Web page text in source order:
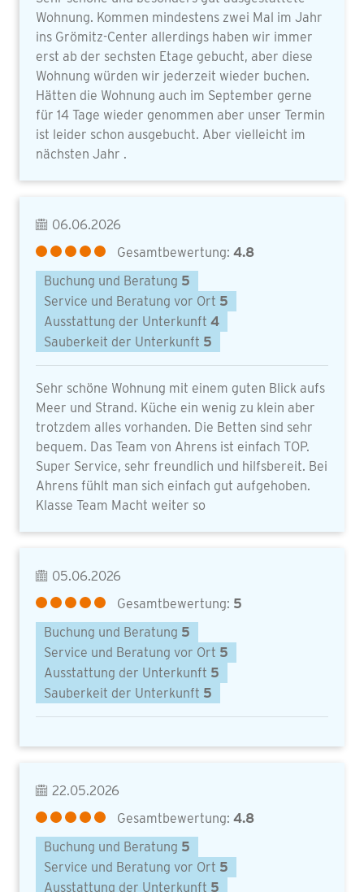
Wohnung. Kommen mindestens zwei Mal im Jahr
ins Grömitz-Center allerdings haben wir immer
erst ab der sechsten Etage gebucht, aber diese
Wohnung würden wir jederzeit wieder buchen.
Hätten die Wohnung auch im September gerne
für 14 Tage wieder genommen aber unser Termin
ist leider schon ausgebucht. Aber vielleicht im
nächsten Jahr .
06.06.2026
Gesamtbewertung: 4.8
Buchung und Beratung 5
Service und Beratung vor Ort 5
Ausstattung der Unterkunft 4
Sauberkeit der Unterkunft 5
Sehr schöne Wohnung mit einem guten Blick aufs
Meer und Strand. Küche ein wenig zu klein aber
trotzdem alles vorhanden. Die Betten sind sehr
bequem. Das Team von Ahrens ist einfach TOP.
Super Service, sehr freundlich und hilfsbereit. Bei
Ahrens fühlt man sich einfach gut aufgehoben.
Klasse Team Macht weiter so
05.06.2026
Gesamtbewertung: 5
Buchung und Beratung 5
Service und Beratung vor Ort 5
Ausstattung der Unterkunft 5
Sauberkeit der Unterkunft 5
22.05.2026
Gesamtbewertung: 4.8
Buchung und Beratung 5
Service und Beratung vor Ort 5
Ausstattung der Unterkunft 5